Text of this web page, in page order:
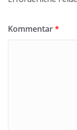
Kommentar*